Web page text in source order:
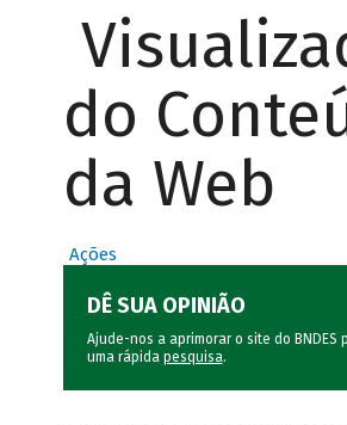
do
da Web
Ações
DÊ SUA OPINIÃO
Ajude-nos a aprimorar o site do BNDES
uma rápida pesquisa.